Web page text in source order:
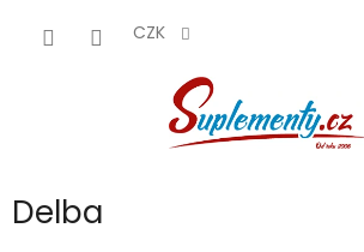
CZK
Delba